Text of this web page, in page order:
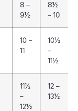
8 –
9½
8½
– 10
10 –
11
10½
–
11½
11½
–
12½
12 –
13½